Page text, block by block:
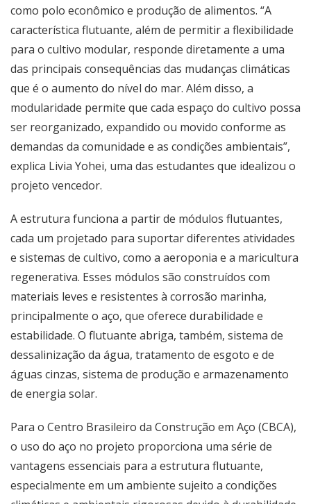
como polo econômico e produção de alimentos. “A
característica flutuante, além de permitir a flexibilidade
para o cultivo modular, responde diretamente a uma
das principais consequências das mudanças climáticas
que é o aumento do nível do mar. Além disso, a
modularidade permite que cada espaço do cultivo possa
ser reorganizado, expandido ou movido conforme as
demandas da comunidade e as condições ambientais”,
explica Livia Yohei, uma das estudantes que idealizou o
projeto vencedor.
A estrutura funciona a partir de módulos flutuantes,
cada um projetado para suportar diferentes atividades
e sistemas de cultivo, como a aeroponia e a maricultura
regenerativa. Esses módulos são construídos com
materiais leves e resistentes à corrosão marinha,
principalmente o aço, que oferece durabilidade e
estabilidade. O flutuante abriga, também, sistema de
dessalinização da água, tratamento de esgoto e de
águas cinzas, sistema de produção e armazenamento
de energia solar.
Para o Centro Brasileiro da Construção em Aço (CBCA),
o uso do aço no projeto proporciona uma série de
vantagens essenciais para a estrutura flutuante,
especialmente em um ambiente sujeito a condições